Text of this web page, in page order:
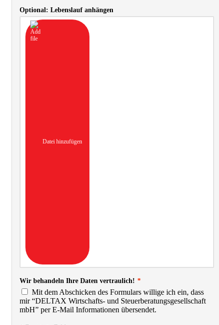
Optional: Lebenslauf anhängen
Datei hinzufügen
Wir behandeln Ihre Daten vertraulich! *
Mit dem Abschicken des Formulars willige ich ein, dass
mir “DELTAX Wirtschafts- und Steuerberatungsgesellschaft
mbH” per E-Mail Informationen übersendet.